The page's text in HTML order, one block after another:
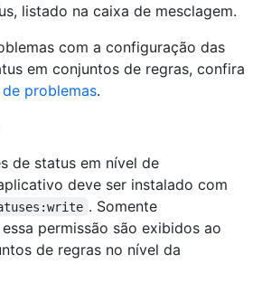
listado na caixa de mesclagem.
com a configuração das
em conjuntos de regras, confira
problemas.
de status em nível de
deve ser instalado com
. Somente
permissão são exibidos ao
de regras no nível da